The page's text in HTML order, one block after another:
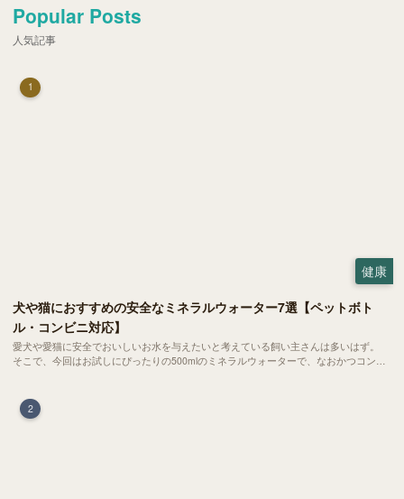
Popular Posts
人気記事
1
健康
犬や猫におすすめの安全なミネラルウォーター7選【ペットボト
ル・コンビニ対応】
愛犬や愛猫に安全でおいしいお水を与えたいと考えている飼い主さんは多いはず。
そこで、今回はお試しにぴったりの500mlのミネラルウォーターで、なおかつコンビ
2